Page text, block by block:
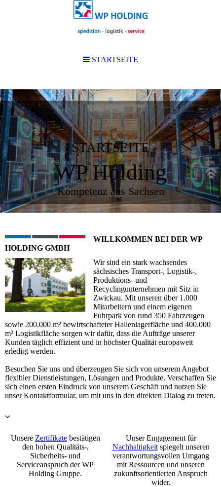
STARTSEITE
WP Holding
Kompetenz aus Sachsen
WILLKOMMEN BEI DER WP
HOLDING GMBH
Wir sind ein stark wachsendes
sächsisches Transport-, Logistik-,
Produktions- und
Recyclingunternehmen mit Sitz in
Zwickau. Mit unseren über 1.000
Mitarbeitern und einem eigenen
Fuhrpark von rund 350 Fahrzeugen
sowie 200.000 m² bewirtschafteter Hallenlagerfläche und 400.000
m² Logistikfläche sorgen wir dafür, dass die Aufträge unserer
Kunden täglich effizient und in höchster Qualität europaweit
erledigt werden.
Besuchen Sie uns und überzeugen Sie sich von unserem Angebot
flexibler Dienstleistungen, Lösungen und Produkte. Verschaffen Sie
sich einen ersten Eindruck von unserem Geschäft und nutzen Sie
unser Kontaktformular, um mit uns in den direkten Dialog zu treten.
Unsere Zertifikatebestätigen
den hohen Qualitäts-,
Sicherheits- und
Serviceanspruch der WP
Holding Gruppe.
Unser Engagement für
Nachhaltigkeitspiegelt unseren
verantwortungsvollen Umgang
mit Ressourcen und unseren
zukunftsorientierten Anspruch
wider.
STARTSEITE